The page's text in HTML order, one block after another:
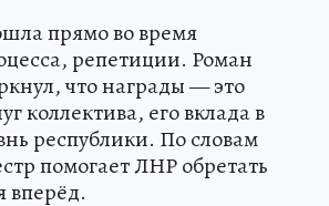
прямо во время
репетиции. Роман
что награды — это
коллектива, его вклада в
республики. По словам
помогает ЛНР обретать